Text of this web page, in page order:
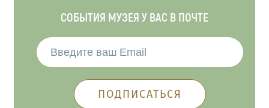
СОБЫТИЯ МУЗЕЯ У ВАС В ПОЧТЕ